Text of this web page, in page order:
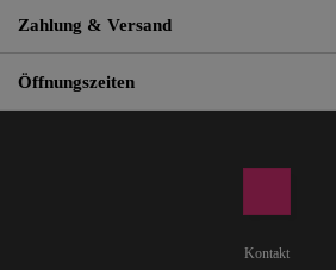
Zahlung & Versand
Öffnungszeiten
Kontakt